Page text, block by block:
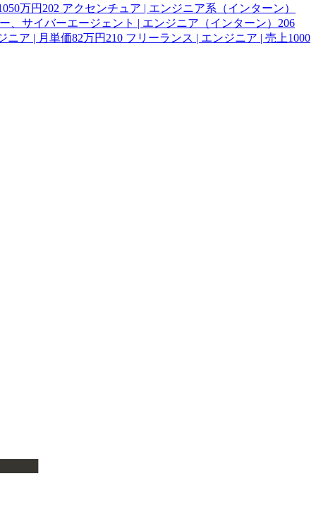
万円 202 アクセンチュア | エンジニア系（インターン）
、サイバーエージェント | エンジニア（インターン） 206
ニア | 月単価82万円 210 フリーランス | エンジニア | 売上1000